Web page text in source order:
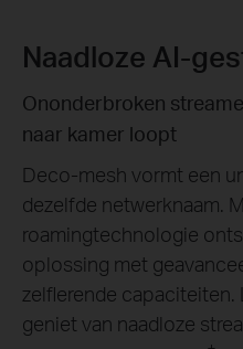
Naadloze AI-
Ononderbroken
naar kamer loopt
Deco-mesh vormt een
dezelfde netwerknaam.
roamingtechnologie
oplossing met
zelflerende
geniet van naadloze